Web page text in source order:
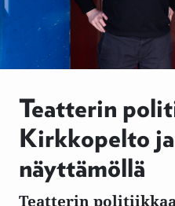
Teatterin
Kirkkopelto
näyttämöllä
Teatterin politiikkaa